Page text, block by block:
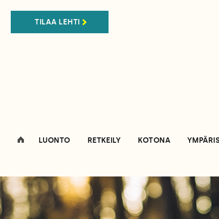
TILAA LEHTI
LUONTO RETKEILY KOTONA